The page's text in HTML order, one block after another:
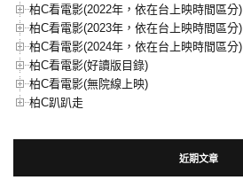
柏C看電影(2022年，依在台上映時間區分)
柏C看電影(2023年，依在台上映時間區分)
柏C看電影(2024年，依在台上映時間區分)
柏C看電影(好讀版目錄)
柏C看電影(無院線上映)
柏C趴趴走
近期文章